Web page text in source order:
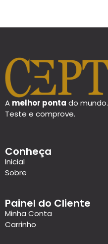
A melhor ponta do mundo.
Teste e comprove.
Conheça
Inicial
Sobre
Painel do Cliente
Minha Conta
Carrinho